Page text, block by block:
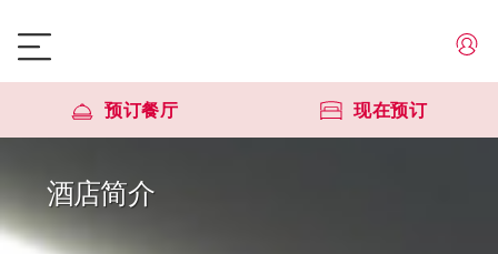
预订餐厅 现在预订
酒店简介